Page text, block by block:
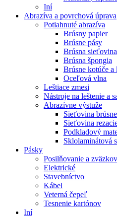
Iní
Abrazíva a povrchová úprava
Potiahnuté abrazíva
Brúsny papier
Brúsne pásy
Brúsna sieťovina
Brúsna špongia
Brúsne kotúče a
Oceľová vlna
Leštiace zmesi
Nástroje na leštenie a
Abrazívne výstuže
Sieťovina
Sieťovina
Podkladový
Sklolaminátová
Pásky
Posilňovanie a
Elektrické
Stavebníctvo
Kábel
Veterná čepeľ
Tesnenie kartónov
Iní